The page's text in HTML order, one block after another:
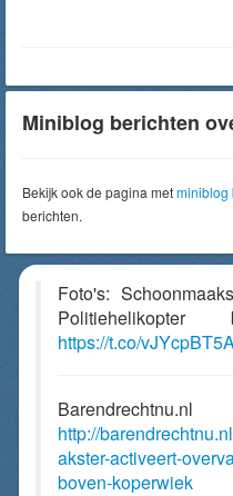
Miniblog berichten
Bekijk ook de pagina metminiblog
berichten.
Foto's:
https://t.co/
Barendrechtnu.nl
http://
akster-activeert-
boven-koperwiek